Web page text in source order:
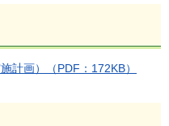
計画）（PDF：172KB）